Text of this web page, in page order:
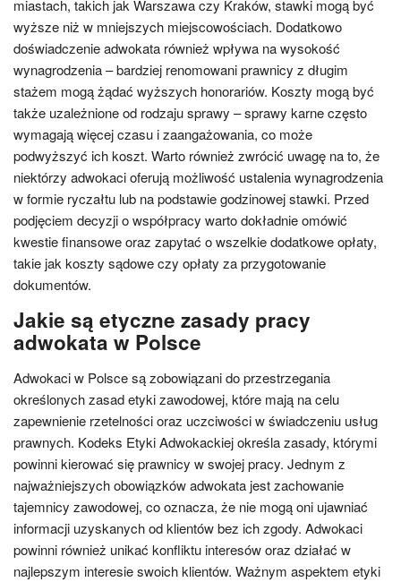
miastach, takich jak Warszawa czy Kraków, stawki mogą być
wyższe niż w mniejszych miejscowościach. Dodatkowo
doświadczenie adwokata również wpływa na wysokość
wynagrodzenia – bardziej renomowani prawnicy z długim
stażem mogą żądać wyższych honorariów. Koszty mogą być
także uzależnione od rodzaju sprawy – sprawy karne często
wymagają więcej czasu i zaangażowania, co może
podwyższyć ich koszt. Warto również zwrócić uwagę na to, że
niektórzy adwokaci oferują możliwość ustalenia wynagrodzenia
w formie ryczałtu lub na podstawie godzinowej stawki. Przed
podjęciem decyzji o współpracy warto dokładnie omówić
kwestie finansowe oraz zapytać o wszelkie dodatkowe opłaty,
takie jak koszty sądowe czy opłaty za przygotowanie
dokumentów.
Jakie są etyczne zasady pracy
adwokata w Polsce
Adwokaci w Polsce są zobowiązani do przestrzegania
określonych zasad etyki zawodowej, które mają na celu
zapewnienie rzetelności oraz uczciwości w świadczeniu usług
prawnych. Kodeks Etyki Adwokackiej określa zasady, którymi
powinni kierować się prawnicy w swojej pracy. Jednym z
najważniejszych obowiązków adwokata jest zachowanie
tajemnicy zawodowej, co oznacza, że nie mogą oni ujawniać
informacji uzyskanych od klientów bez ich zgody. Adwokaci
powinni również unikać konfliktu interesów oraz działać w
najlepszym interesie swoich klientów. Ważnym aspektem etyki